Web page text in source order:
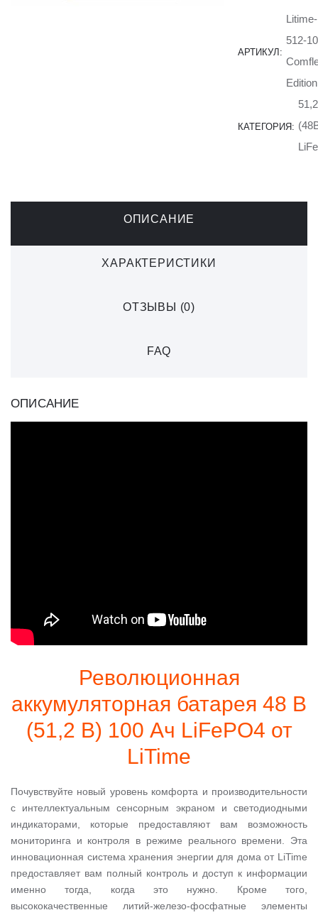
АРТИКУЛ:
Litime-
512-
Edition
КАТЕГОРИЯ:
ОПИСАНИЕ
ХАРАКТЕРИСТИКИ
ОТЗЫВЫ (0)
FAQ
ОПИСАНИЕ
Революционная
аккумуляторная батарея 48 В
(51,2 В) 100 Ач LiFePO4 от
LiTime
Почувствуйте новый уровень комфорта и производительности
с интеллектуальным сенсорным экраном и светодиодными
индикаторами, которые предоставляют вам возможность
мониторинга и контроля в режиме реального времени. Эта
инновационная система хранения энергии для дома от LiTime
предоставляет вам полный контроль и доступ к информации
именно тогда, когда это нужно. Кроме того,
высококачественные литий-железо-фосфатные элементы